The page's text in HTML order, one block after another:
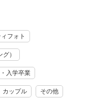
せん＞
、ご希望の撮影日
らせくださいま
フォト
）
入学卒業
カップル その他